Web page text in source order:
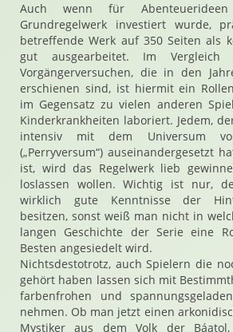
Auch wenn für
Grundregelwerk investiert wurde,
betreffende Werk auf 350 Seiten als
gut ausgearbeitet. Im
Vorgängerversuchen, die in den
erschienen sind, ist hiermit ein
im Gegensatz zu vielen anderen
Kinderkrankheiten laboriert. Jedem,
intensiv mit dem Universum
(„Perryversum“) auseinandergesetzt
ist, wird das Regelwerk lieb
loslassen wollen. Wichtig ist nur,
wirklich gute Kenntnisse der
besitzen, sonst weiß man nicht in
langen Geschichte der Serie eine
Besten angesiedelt wird.
Nichtsdestotrotz, auch Spielern die
gehört haben lassen sich mit
farbenfrohen und
nehmen. Ob man jetzt einen
Mystiker aus dem Volk der